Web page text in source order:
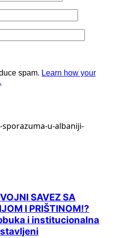
spam. Learn how your
SAVEZ SA
I PRIŠTINOM!?
i institucionalna